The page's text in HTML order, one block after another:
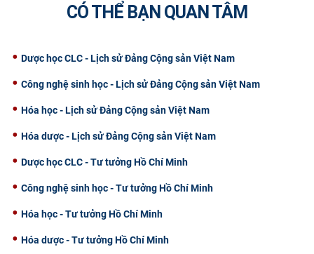
CÓ THỂ BẠN QUAN TÂM
Dược học CLC - Lịch sử Đảng Cộng sản Việt Nam
Công nghệ sinh học - Lịch sử Đảng Cộng sản Việt Nam
Hóa học - Lịch sử Đảng Cộng sản Việt Nam
Hóa dược - Lịch sử Đảng Cộng sản Việt Nam
Dược học CLC - Tư tưởng Hồ Chí Minh
Công nghệ sinh học - Tư tưởng Hồ Chí Minh
Hóa học - Tư tưởng Hồ Chí Minh
Hóa dược - Tư tưởng Hồ Chí Minh